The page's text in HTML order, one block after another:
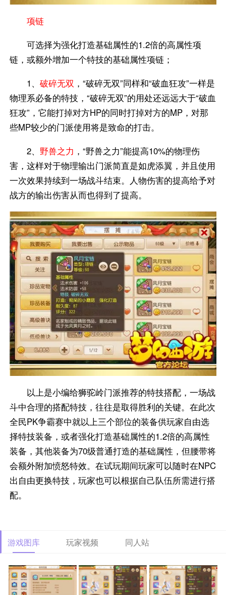
项链
可选择为强化打造基础属性的1.2倍的高属性项
链，或额外增加一个特技的基础属性项链；
1、破碎无双 ，“破碎无双”同样和“破血狂攻”一样是
物理系必备的特技，“破碎无双”的用处还远远大于“破血
狂攻”，它能打掉对方HP的同时打掉对方的MP，对那
些MP较少的门派使用将是致命的打击。
2、 野兽之力 ，“野兽之力”能提高10%的物理伤
害，这样对于物理输出门派简直是如虎添翼，并且使用
一次效果持续到一场战斗结束。人物伤害的提高给予对
战方的输出伤害从而也得到了提高。
以上是小编给狮驼岭门派推荐的特技搭配，一场战
斗中合理的搭配特技，往往是取得胜利的关键。在此次
全民PK争霸赛中就以上三个部位的装备供玩家自由选
择特技装备，或者强化打造基础属性的1.2倍的高属性
装备，其他装备为70级普通打造的基础属性，但腰带将
会额外附加愤怒特效。在试玩期间玩家可以随时在NPC
出自由更换特技，玩家也可以根据自己队伍所需进行搭
配。
游戏图库 玩家视频 同人站